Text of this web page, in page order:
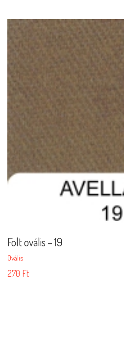
Folt ovális – 19
Ovális
270 Ft